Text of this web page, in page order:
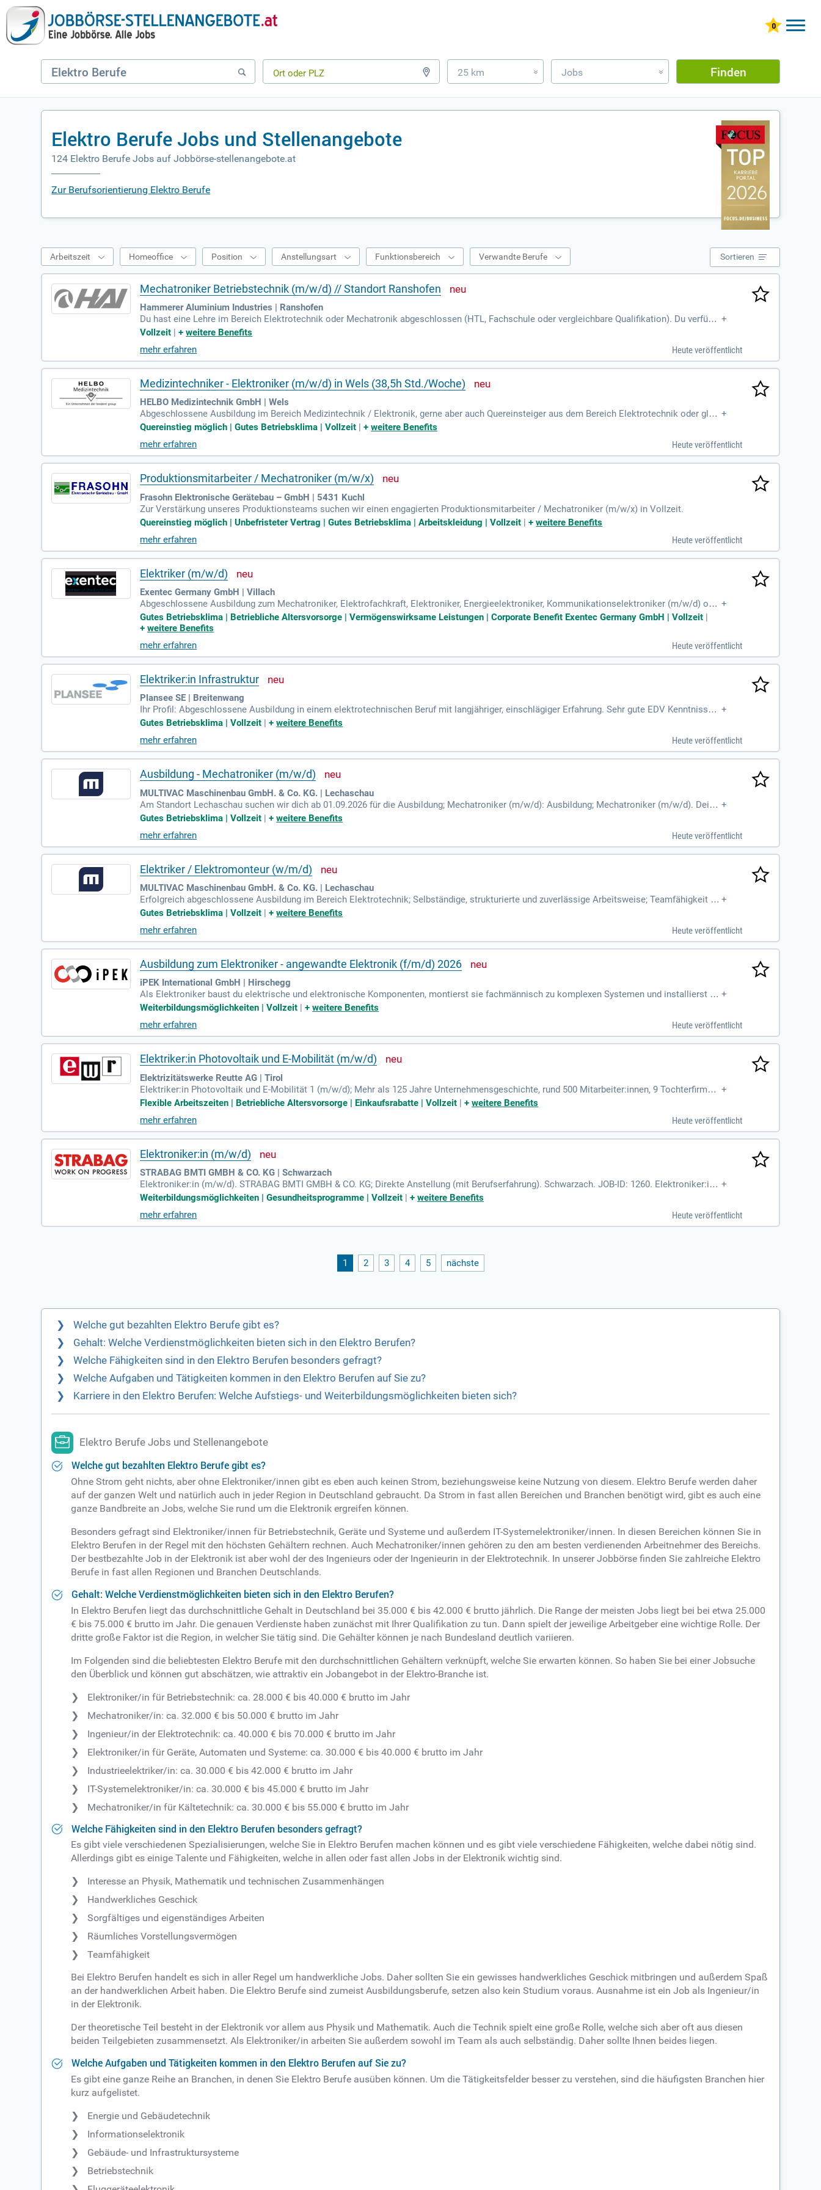
25 km » Jobs » Finden
Elektro Berufe Jobs und Stellenangebote
124 Elektro Berufe Jobs auf Jobbörse-stellenangebote.at
Zur Berufsorientierung Elektro Berufe
Arbeitszeit Homeoffice Position Anstellungsart Funktionsbereich Verwandte Berufe Sortieren
Mechatroniker Betriebstechnik (m/w/d) // Standort Ranshofen
Hammerer Aluminium Industries | Ranshofen
Du hast eine Lehre im Bereich Elektrotechnik oder Mechatronik abgeschlossen (HTL, Fachschule oder vergleichbare Qualifikation). Du verfügst
idealerweise über mehrjährige Berufserfahrung in der Instandhaltung oder im Bereich Mechatronik.
+
Vollzeit |+weitere Benefits
mehr erfahren
Heute veröffentlicht
Medizintechniker - Elektroniker (m/w/d) in Wels (38,5h Std./Woche)
HELBO Medizintechnik GmbH | Wels
Abgeschlossene Ausbildung im Bereich Medizintechnik / Elektronik, gerne aber auch Quereinsteiger aus dem Bereich Elektrotechnik oder gleic
hwertige Ausbildungen; Erfahrung im SMD-Löten von Vorteil; Sicherer Umgang mit Office Standardsoftware; Sehr gute
+
Quereinstieg möglich | Gutes Betriebsklima | Vollzeit |+weitere Benefits
mehr erfahren
Heute veröffentlicht
Produktionsmitarbeiter / Mechatroniker (m/w/x)
Frasohn Elektronische Gerätebau – GmbH | 5431 Kuchl
Zur Verstärkung unseres Produktionsteams suchen wir einen engagierten Produktionsmitarbeiter / Mechatroniker (m/w/x) in Vollzeit.
Quereinstieg möglich | Unbefristeter Vertrag | Gutes Betriebsklima | Arbeitskleidung | Vollzeit |+weitere Benefits
mehr erfahren
Heute veröffentlicht
Elektriker (m/w/d)
Exentec Germany GmbH | Villach
Abgeschlossene Ausbildung zum Mechatroniker, Elektrofachkraft, Elektroniker, Energieelektroniker, Kommunikationselektroniker (m/w/d) ode
r Vergleichbares; Berufsstarter sind hier auch gerne willkommen; Anlagentechnische Kenntnisse sowie das Interesse diese
+
Gutes Betriebsklima | Betriebliche Altersvorsorge | Vermögenswirksame Leistungen | Corporate Benefit Exentec Germany GmbH | Vollzeit |
+weitere Benefits
mehr erfahren
Heute veröffentlicht
Elektriker:in Infrastruktur
Plansee SE | Breitenwang
Ihr Profil: Abgeschlossene Ausbildung in einem elektrotechnischen Beruf mit langjähriger, einschlägiger Erfahrung. Sehr gute EDV Kenntnisse.
Bereitschaft zur Fort- und Weiterbildung. Teamfähigkeit, Flexibilität sowie Organisationstalent.
+
Gutes Betriebsklima | Vollzeit |+weitere Benefits
mehr erfahren
Heute veröffentlicht
Ausbildung - Mechatroniker (m/w/d)
MULTIVAC Maschinenbau GmbH. & Co. KG. | Lechaschau
Am Standort Lechaschau suchen wir dich ab 01.09.2026 für die Ausbildung; Mechatroniker (m/w/d): Ausbildung; Mechatroniker (m/w/d). Deine
Aufgaben.
+
Gutes Betriebsklima | Vollzeit |+weitere Benefits
mehr erfahren
Heute veröffentlicht
Elektriker / Elektromonteur (w/m/d)
MULTIVAC Maschinenbau GmbH. & Co. KG. | Lechaschau
Erfolgreich abgeschlossene Ausbildung im Bereich Elektrotechnik; Selbständige, strukturierte und zuverlässige Arbeitsweise; Teamfähigkeit un
d Bereitschaft im Schichtbetrieb zu arbeiten; Begeisterung für komplexe und moderne Anwendungen.
+
Gutes Betriebsklima | Vollzeit |+weitere Benefits
mehr erfahren
Heute veröffentlicht
Ausbildung zum Elektroniker - angewandte Elektronik (f/m/d) 2026
iPEK International GmbH | Hirschegg
Als Elektroniker baust du elektrische und elektronische Komponenten, montierst sie fachmännisch zu komplexen Systemen und installierst di
e Steuerungssoftware.
+
Weiterbildungsmöglichkeiten | Vollzeit |+weitere Benefits
mehr erfahren
Heute veröffentlicht
Elektriker:in Photovoltaik und E-Mobilität (m/w/d)
Elektrizitätswerke Reutte AG | Tirol
Elektriker:in Photovoltaik und E-Mobilität 1 (m/w/d); Mehr als 125 Jahre Unternehmensgeschichte, rund 500 Mitarbeiter:innen, 9 Tochterfirmen
und 12 eigene Wasserkraftwerke, 100% Ökostrom und starke Heimatverbundenheit – das sind wir, Experte in unterschiedlichen
+
Flexible Arbeitszeiten | Betriebliche Altersvorsorge | Einkaufsrabatte | Vollzeit |+weitere Benefits
mehr erfahren
Heute veröffentlicht
Elektroniker:in (m/w/d)
STRABAG BMTI GMBH & CO. KG | Schwarzach
Elektroniker:in (m/w/d). STRABAG BMTI GMBH & CO. KG; Direkte Anstellung (mit Berufserfahrung). Schwarzach. JOB-ID: 1260. Elektroniker:in
(m/w/d). Jetzt bewerben. Was für uns zählt.
+
Weiterbildungsmöglichkeiten | Gesundheitsprogramme | Vollzeit |+weitere Benefits
mehr erfahren
Heute veröffentlicht
1 2 3 4 5 nächste
Welche gut bezahlten Elektro Berufe gibt es?
Gehalt: Welche Verdienstmöglichkeiten bieten sich in den Elektro Berufen?
Welche Fähigkeiten sind in den Elektro Berufen besonders gefragt?
Welche Aufgaben und Tätigkeiten kommen in den Elektro Berufen auf Sie zu?
Karriere in den Elektro Berufen: Welche Aufstiegs- und Weiterbildungsmöglichkeiten bieten sich?
Elektro Berufe Jobs und Stellenangebote
Welche gut bezahlten Elektro Berufe gibt es?
Ohne Strom geht nichts, aber ohne Elektroniker/innen gibt es eben auch keinen Strom, beziehungsweise keine Nutzung von diesem. Elektro Berufe werden daher
auf der ganzen Welt und natürlich auch in jeder Region in Deutschland gebraucht. Da Strom in fast allen Bereichen und Branchen benötigt wird, gibt es auch eine
ganze Bandbreite an Jobs, welche Sie rund um die Elektronik ergreifen können.
Besonders gefragt sind Elektroniker/innen für Betriebstechnik, Geräte und Systeme und außerdem IT-Systemelektroniker/innen. In diesen Bereichen können Sie in
Elektro Berufen in der Regel mit den höchsten Gehältern rechnen. Auch Mechatroniker/innen gehören zu den am besten verdienenden Arbeitnehmer des Bereichs.
Der bestbezahlte Job in der Elektronik ist aber wohl der des Ingenieurs oder der Ingenieurin in der Elektrotechnik. In unserer Jobbörse finden Sie zahlreiche Elektro
Berufe in fast allen Regionen und Branchen Deutschlands.
Gehalt: Welche Verdienstmöglichkeiten bieten sich in den Elektro Berufen?
In Elektro Berufen liegt das durchschnittliche Gehalt in Deutschland bei 35.000 € bis 42.000 € brutto jährlich. Die Range der meisten Jobs liegt bei bei etwa 25.000
€ bis 75.000 € brutto im Jahr. Die genauen Verdienste haben zunächst mit Ihrer Qualifikation zu tun. Dann spielt der jeweilige Arbeitgeber eine wichtige Rolle. Der
dritte große Faktor ist die Region, in welcher Sie tätig sind. Die Gehälter können je nach Bundesland deutlich variieren.
Im Folgenden sind die beliebtesten Elektro Berufe mit den durchschnittlichen Gehältern verknüpft, welche Sie erwarten können. So haben Sie bei einer Jobsuche
den Überblick und können gut abschätzen, wie attraktiv ein Jobangebot in der Elektro-Branche ist.
Elektroniker/in für Betriebstechnik: ca. 28.000 € bis 40.000 € brutto im Jahr
Mechatroniker/in: ca. 32.000 € bis 50.000 € brutto im Jahr
Ingenieur/in der Elektrotechnik: ca. 40.000 € bis 70.000 € brutto im Jahr
Elektroniker/in für Geräte, Automaten und Systeme: ca. 30.000 € bis 40.000 € brutto im Jahr
Industrieelektriker/in: ca. 30.000 € bis 42.000 € brutto im Jahr
IT-Systemelektroniker/in: ca. 30.000 € bis 45.000 € brutto im Jahr
Mechatroniker/in für Kältetechnik: ca. 30.000 € bis 55.000 € brutto im Jahr
Welche Fähigkeiten sind in den Elektro Berufen besonders gefragt?
Es gibt viele verschiedenen Spezialisierungen, welche Sie in Elektro Berufen machen können und es gibt viele verschiedene Fähigkeiten, welche dabei nötig sind.
Allerdings gibt es einige Talente und Fähigkeiten, welche in allen oder fast allen Jobs in der Elektronik wichtig sind.
Interesse an Physik, Mathematik und technischen Zusammenhängen
Handwerkliches Geschick
Sorgfältiges und eigenständiges Arbeiten
Räumliches Vorstellungsvermögen
Teamfähigkeit
Bei Elektro Berufen handelt es sich in aller Regel um handwerkliche Jobs. Daher sollten Sie ein gewisses handwerkliches Geschick mitbringen und außerdem Spaß
an der handwerklichen Arbeit haben. Die Elektro Berufe sind zumeist Ausbildungsberufe, setzen also kein Studium voraus. Ausnahme ist ein Job als Ingenieur/in
in der Elektronik.
Der theoretische Teil besteht in der Elektronik vor allem aus Physik und Mathematik. Auch die Technik spielt eine große Rolle, welche sich aber oft aus diesen
beiden Teilgebieten zusammensetzt. Als Elektroniker/in arbeiten Sie außerdem sowohl im Team als auch selbständig. Daher sollte Ihnen beides liegen.
Welche Aufgaben und Tätigkeiten kommen in den Elektro Berufen auf Sie zu?
Es gibt eine ganze Reihe an Branchen, in denen Sie Elektro Berufe ausüben können. Um die Tätigkeitsfelder besser zu verstehen, sind die häufigsten Branchen hier
kurz aufgelistet.
Energie und Gebäudetechnik
Informationselektronik
Gebäude- und Infrastruktursysteme
Betriebstechnik